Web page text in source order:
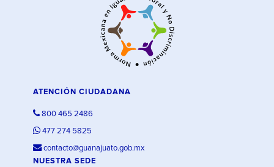
ATENCIÓN CIUDADANA
800 465 2486
477 274 5825
contacto@guanajuato.gob.mx
NUESTRA SEDE